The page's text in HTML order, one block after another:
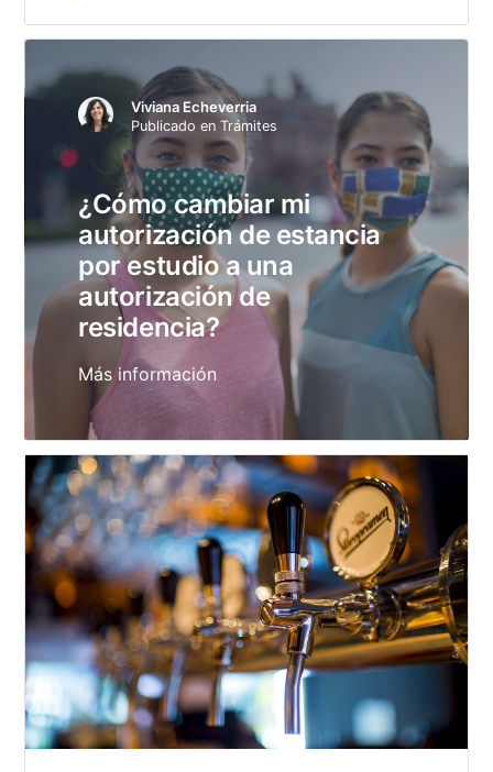
Viviana Echeverria
Publicado enTrámites
¿Cómo cambiar mi
autorización de estancia
por estudio a una
autorización de
residencia?
Más información